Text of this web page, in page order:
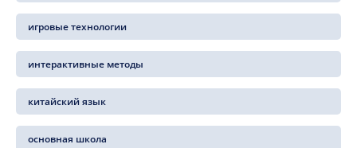
игровые технологии
интерактивные методы
китайский язык
основная школа